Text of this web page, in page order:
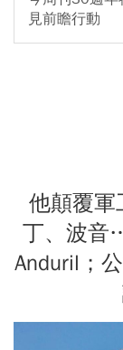
見前瞻行動
他顛覆軍
丁、波音
Anduril；